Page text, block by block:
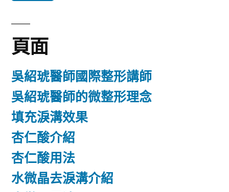
字:
頁面
吳紹琥醫師國際整形講師
吳紹琥醫師的微整形理念
填充淚溝效果
杏仁酸介紹
杏仁酸用法
水微晶去淚溝介紹